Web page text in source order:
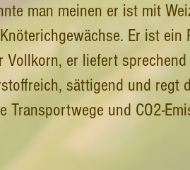
man meinen er ist mit
Er ist
er liefert
sättigend und regt
Transportwege und CO2-